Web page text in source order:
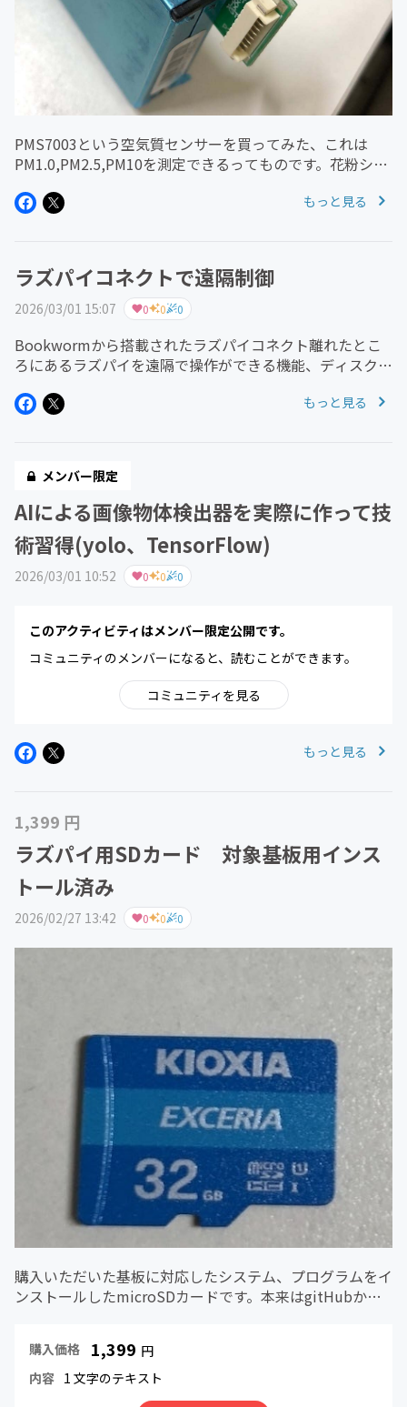
PMS7003という空気質センサーを買ってみた、これは
PM1.0,PM2.5,PM10を測定できるってものです。花粉シー
す。ただし、このセンサーでは直接的に花粉を測定できな
もっと見る
ラズパイコネクトで遠隔制御
2026/03/01 15:07 0 0 0
Bookwormから搭載されたラズパイコネクト離れたとこ
ろにあるラズパイを遠隔で操作ができる機能、ディスクト
した設定のみで、アプリのインストールや外部サービスの
もっと見る
メンバー限定
AIによる画像物体検出器を実際に作って技
術習得(yolo、TensorFlow)
2026/03/01 10:52 0 0 0
このアクティビティはメンバー限定公開です。
コミュニティのメンバーになると、読むことができます。
コミュニティを見る
もっと見る
1,399 円
ラズパイ用SDカード 対象基板用インス
トール済み
2026/02/27 13:42 0 0 0
購入いただいた基板に対応したシステム、プログラムをイ
ンストールしたmicroSDカードです。本来はgitHubから
カードがあれ...
購入価格 1,399 円
内容 1 文字のテキスト